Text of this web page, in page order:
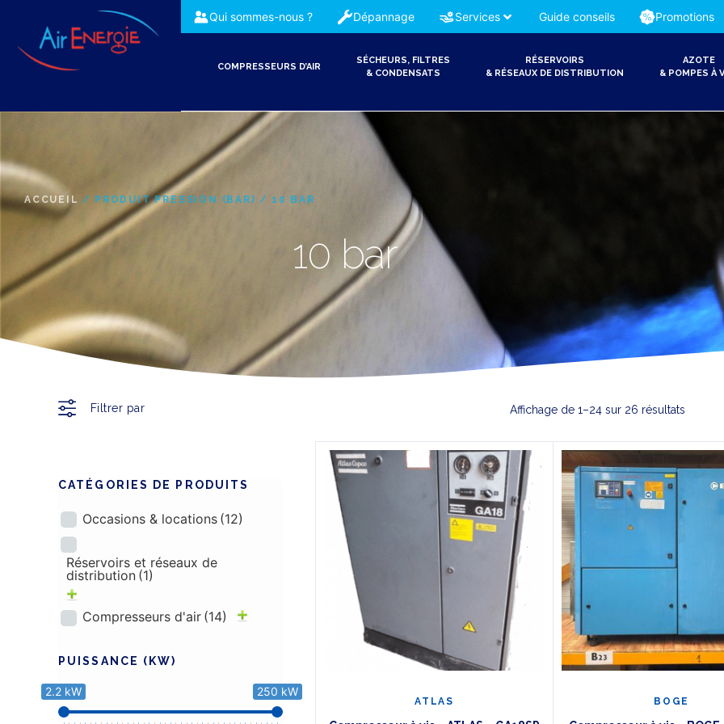
Qui sommes-nous ? Dépannage Services Guide conseils Promotions
COMPRESSEURS D’AIR
SÉCHEURS, FILTRES
& CONDENSATS
RÉSERVOIRS
& RÉSEAUX DE DISTRIBUTION
AZOTE
& POMPES À
ACCUEIL / PRODUIT PRESSION (BAR) / 10 BAR
10 bar
Filtrer par
CATÉGORIES DE PRODUITS
Occasions & locations (12)
Réservoirs et réseaux de
distribution (1)
Compresseurs d'air (14)
PUISSANCE (KW)
2.2 kW 250 kW
Affichage de 1–24 sur 26 résultats
ATLAS BOGE